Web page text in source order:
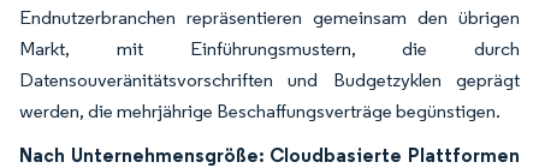
Endnutzerbranchen repräsentieren gemeinsam den übrigen
Markt, mit Einführungsmustern, die durch
Datensouveränitätsvorschriften und Budgetzyklen geprägt
werden, die mehrjährige Beschaffungsverträge begünstigen.
Nach Unternehmensgröße: Cloudbasierte Plattformen